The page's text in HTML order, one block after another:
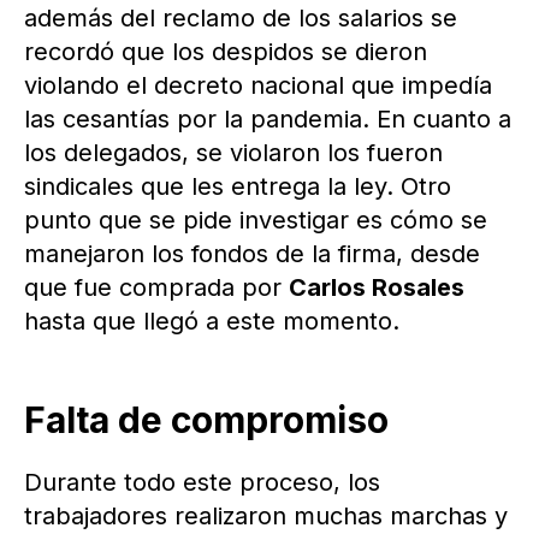
además del reclamo de los salarios se
recordó que los despidos se dieron
violando el decreto nacional que impedía
las cesantías por la pandemia. En cuanto a
los delegados, se violaron los fueron
sindicales que les entrega la ley. Otro
punto que se pide investigar es cómo se
manejaron los fondos de la firma, desde
que fue comprada por Carlos Rosales
hasta que llegó a este momento.
Falta de compromiso
Durante todo este proceso, los
trabajadores realizaron muchas marchas y